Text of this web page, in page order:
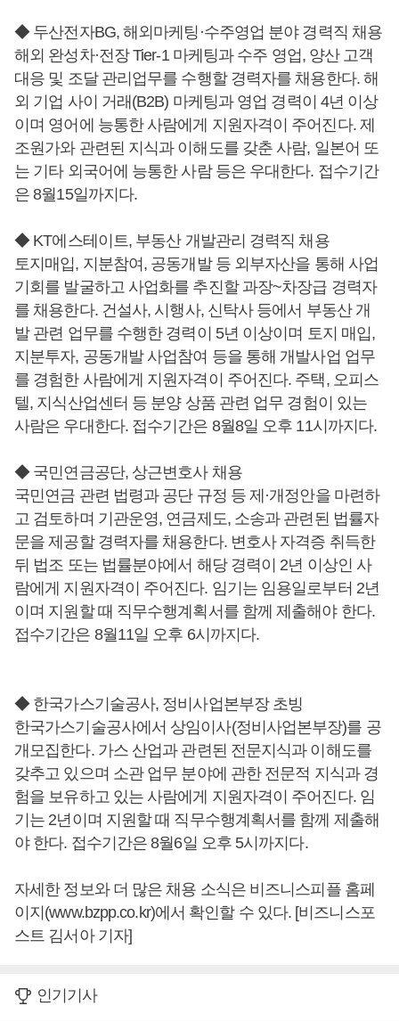
◆ 두산전자BG, 해외마케팅·수주영업 분야 경력직 채용
해외 완성차·전장 Tier-1 마케팅과 수주 영업, 양산 고객
대응 및 조달 관리업무를 수행할 경력자를 채용한다. 해
외 기업 사이 거래(B2B) 마케팅과 영업 경력이 4년 이상
이며 영어에 능통한 사람에게 지원자격이 주어진다. 제
조원가와 관련된 지식과 이해도를 갖춘 사람, 일본어 또
는 기타 외국어에 능통한 사람 등은 우대한다. 접수기간
은 8월15일까지다.
◆ KT에스테이트, 부동산 개발관리 경력직 채용
토지매입, 지분참여, 공동개발 등 외부자산을 통해 사업
기회를 발굴하고 사업화를 추진할 과장~차장급 경력자
를 채용한다. 건설사, 시행사, 신탁사 등에서 부동산 개
발 관련 업무를 수행한 경력이 5년 이상이며 토지 매입,
지분투자, 공동개발 사업참여 등을 통해 개발사업 업무
를 경험한 사람에게 지원자격이 주어진다. 주택, 오피스
텔, 지식산업센터 등 분양 상품 관련 업무 경험이 있는
사람은 우대한다. 접수기간은 8월8일 오후 11시까지다.
◆ 국민연금공단, 상근변호사 채용
국민연금 관련 법령과 공단 규정 등 제·개정안을 마련하
고 검토하며 기관운영, 연금제도, 소송과 관련된 법률자
문을 제공할 경력자를 채용한다. 변호사 자격증 취득한
뒤 법조 또는 법률분야에서 해당 경력이 2년 이상인 사
람에게 지원자격이 주어진다. 임기는 임용일로부터 2년
이며 지원할 때 직무수행계획서를 함께 제출해야 한다.
접수기간은 8월11일 오후 6시까지다.
◆ 한국가스기술공사, 정비사업본부장 초빙
한국가스기술공사에서 상임이사(정비사업본부장)를 공
개모집한다. 가스 산업과 관련된 전문지식과 이해도를
갖추고 있으며 소관 업무 분야에 관한 전문적 지식과 경
험을 보유하고 있는 사람에게 지원자격이 주어진다. 임
기는 2년이며 지원할 때 직무수행계획서를 함께 제출해
야 한다. 접수기간은 8월6일 오후 5시까지다.
자세한 정보와 더 많은 채용 소식은 비즈니스피플 홈페
이지(www.bzpp.co.kr)에서 확인할 수 있다. [비즈니스포
스트 김서아 기자]
인기기사